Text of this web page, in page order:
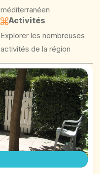
méditerranéen
Activités
Explorer les nombreuses
activités de la région